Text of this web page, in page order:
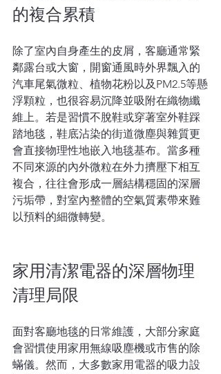
的複合累積
除了室內自身產生的皮屑，客廳通常緊
鄰露台或大窗，開窗通風時外界飄入的
汽車尾氣微粒、植物花粉以及PM2.5等懸
浮顆粒，也很容易沉降並吸附在織物纖
維上。若是習慣不脫鞋或穿著室外鞋踩
踏地毯，鞋底沾染的街道微塵與雜質更
會直接物理性地嵌入地毯基布。當多種
不同來源的內外微粒在外力擠壓下相互
複合，往往會形成一層結構穩固的深層
污垢帶，對室內整體的空氣質素帶來難
以預料的細微轉變。
家用清潔電器的深層物理
清理局限
面對客廳地毯的日常維護，大部分家庭
會習慣使用家用無線吸塵機或市售的除
蟎儀。然而，大多數家用電器的吸力設